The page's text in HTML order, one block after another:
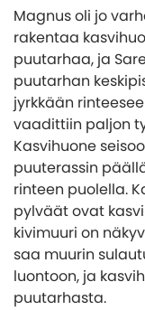
Magnus oli jo
rakentaa
puutarhaa, ja
puutarhan
jyrkkään
vaadittiin paljon
Kasvihuone
puuterassin
rinteen puolella.
pylväät ovat
kivimuuri on
saa muurin
luontoon, ja
puutarhasta.